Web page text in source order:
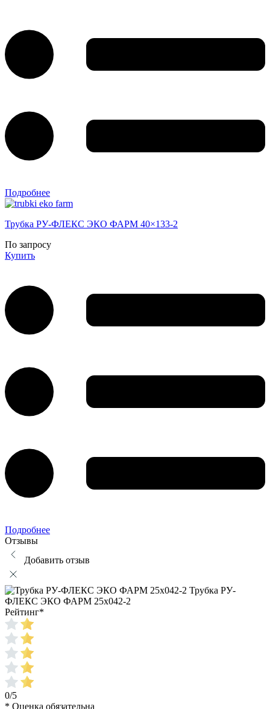
Подробнее
Трубка РУ-ФЛЕКС ЭКО ФАРМ 40×133-2
По запросу
Купить
Подробнее
Отзывы
Добавить отзыв
Трубка РУ-
ФЛЕКС ЭКО ФАРМ 25x042-2
Рейтинг*
0/5
* Оценка обязательна